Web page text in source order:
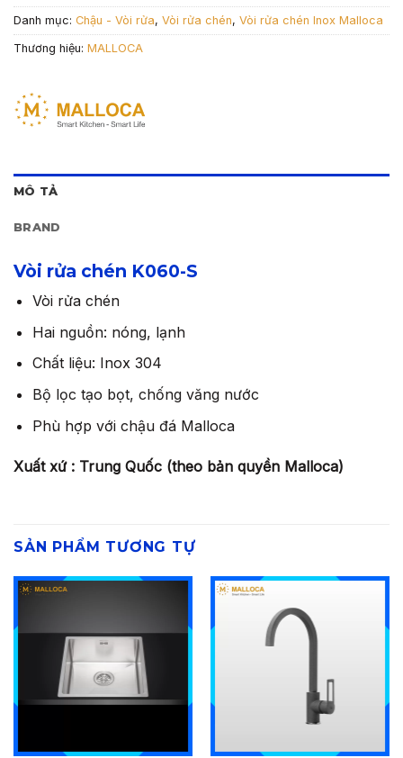
Danh mục: Chậu - Vòi rửa, Vòi rửa chén, Vòi rửa chén Inox Malloca
Thương hiệu: MALLOCA
MÔ TẢ
BRAND
Vòi rửa chén K060-S
Vòi rửa chén
Hai nguồn: nóng, lạnh
Chất liệu: Inox 304
Bộ lọc tạo bọt, chống văng nước
Phù hợp với chậu đá Malloca
Xuất xứ : Trung Quốc (theo bản quyền Malloca)
SẢN PHẨM TƯƠNG TỰ